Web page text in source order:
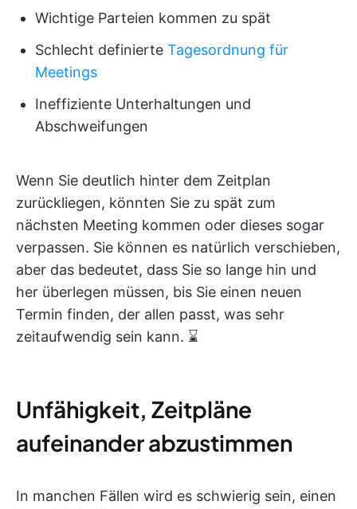
Wichtige Parteien kommen zu spät
Schlecht definierte Tagesordnung für
Meetings
Ineffiziente Unterhaltungen und
Abschweifungen
Wenn Sie deutlich hinter dem Zeitplan
zurückliegen, könnten Sie zu spät zum
nächsten Meeting kommen oder dieses sogar
verpassen. Sie können es natürlich verschieben,
aber das bedeutet, dass Sie so lange hin und
her überlegen müssen, bis Sie einen neuen
Termin finden, der allen passt, was sehr
zeitaufwendig sein kann. ⌛
Unfähigkeit, Zeitpläne
aufeinander abzustimmen
In manchen Fällen wird es schwierig sein, einen